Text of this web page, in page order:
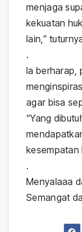
menjaga
kekuatan
lain,”
.
Ia berharap,
agar bisa
“Yang
kesempatan
.
Menyalaaa
Semangat